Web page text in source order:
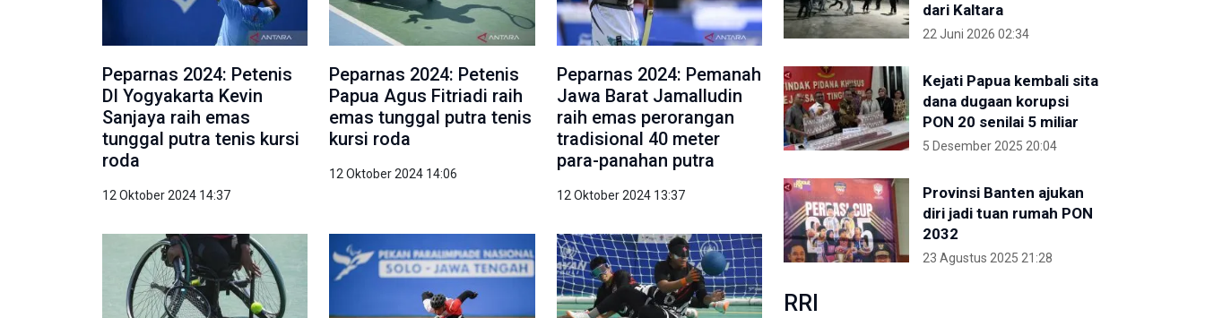
Peparnas 2024: Petenis
DI Yogyakarta Kevin
Sanjaya raih emas
tunggal putra tenis kursi
roda
12 Oktober 2024 14:37
Peparnas 2024: Petenis
Papua Agus Fitriadi raih
emas tunggal putra tenis
kursi roda
12 Oktober 2024 14:06
Peparnas 2024: Pemanah
Jawa Barat Jamalludin
raih emas perorangan
tradisional 40 meter
para-panahan putra
12 Oktober 2024 13:37
dari Kaltara
22 Juni 2026 02:34
Kejati Papua kembali sita
dana dugaan korupsi
PON 20 senilai 5 miliar
5 Desember 2025 20:04
Provinsi Banten ajukan
diri jadi tuan rumah PON
2032
23 Agustus 2025 21:28
RRI